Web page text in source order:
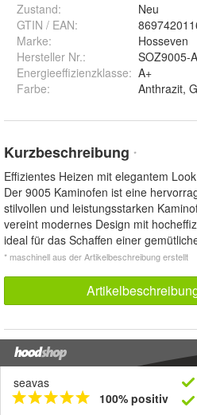
Zustand:
Neu
GTIN / EAN:
Marke:
Hosseven
Hersteller Nr.:
SOZ9005-
Energieeffizienzklasse: A+
Farbe:
Kurzbeschreibung *
Effizientes Heizen mit elegantem
Der 9005 Kaminofen ist eine
stilvollen und leistungsstarken
vereint modernes Design mit
ideal für das Schaffen einer
* maschinell aus der Artikelbeschreibung erstellt
seavas
100% positiv